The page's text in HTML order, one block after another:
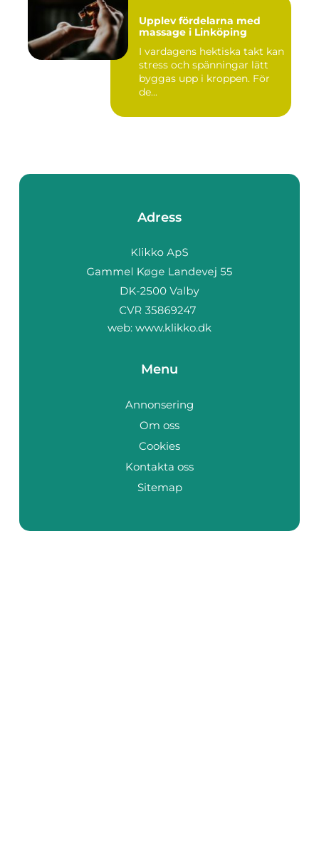
Upplev fördelarna med
massage i Linköping
I vardagens hektiska takt kan
stress och spänningar lätt
byggas upp i kroppen. För
de...
Adress
web: www.klikko.dk
Menu
Annonsering
Om oss
Cookies
Kontakta oss
Sitemap